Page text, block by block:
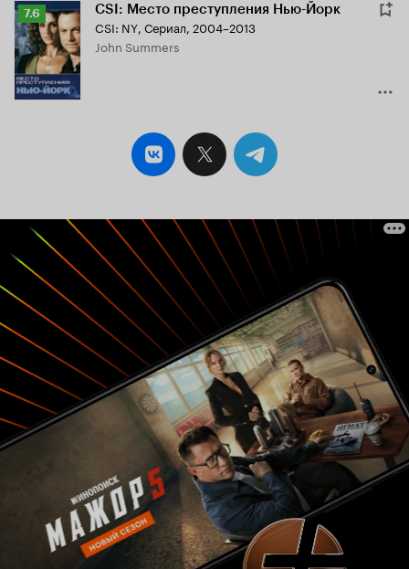
Рейтинг
Кинопоиска
7.6
7.6 CSI: Место преступления Нью-Йорк
CSI: NY, Сериал, 2004–2013
John Summers